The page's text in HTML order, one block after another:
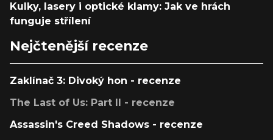
Kulky, lasery i optické klamy: Jak ve hrách
funguje střílení
Nejčtenější recenze
Zaklínač 3: Divoký hon - recenze
The Last of Us: Part II - recenze
Assassin's Creed Shadows - recenze